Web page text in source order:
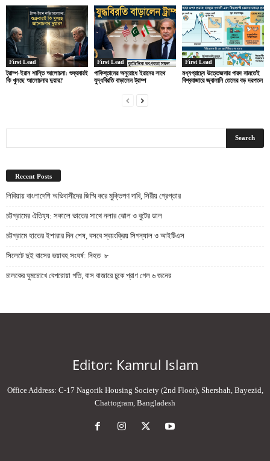
First Lead
ট্রাম্প-ইরান শান্তি আলোচনা: শুক্রবারই
কি খুলছে আলোচনার দুয়ার?
First Lead
পাকিস্তানের অনুরোধে ইরানের সাথে
যুদ্ধবিরতি বাড়ালেন ট্রাম্প
First Lead
মধ্যপ্রাচ্যে উত্তেজনার পারদ নামতেই
বিশ্ববাজারে জ্বালানি তেলের বড় দরপতন
Recent Posts
লিবিয়ায় বাংলাদেশি অভিবাসীদের জিম্মি করে মুক্তিপণ দাবি, সিরীয় গ্রেপ্তার
চট্টগ্রামের ঐতিহ্য: সকালে ভাতের সাথে নলার ঝোল ও বুটের ডাল
চট্টগ্রামে হাতের ইশারার দিন শেষ, বসবে স্বয়ংক্রিয় সিগন্যাল ও আইটিএস
সিলেটে দুই বাসের ভয়াবহ সংঘর্ষ: নিহত ৮
চালকের ঘুমচোখে বেপরোয়া গতি, বাস বাজারে ঢুকে প্রাণ গেল ৬ জনের
Editor: Kamrul Islam
Office Address: C-17 Nagorik Housing Society (2nd Floor), Shershah, Bayezid,
Chattogram, Bangladesh